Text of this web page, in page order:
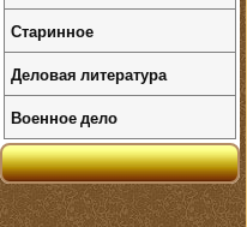
Старинное
Деловая литература
Военное дело